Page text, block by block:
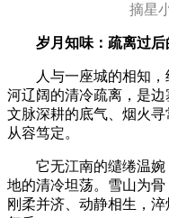
摘星
岁月知味：疏离过
人与一座城的相知
河辽阔的清冷疏离，是
文脉深耕的底气、烟火
从容笃定。
它无江南的缱绻温
地的清冷坦荡。雪山为骨
刚柔并济、动静相生，